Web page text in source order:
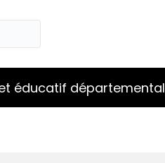
éducatif départemental